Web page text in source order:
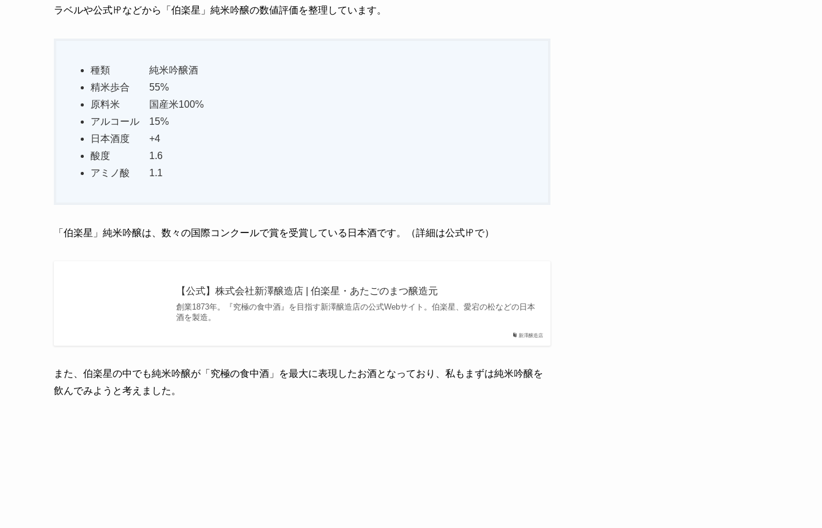
ラベルや公式㏋などから「伯楽星」純米吟醸の数値評価を整理しています。
種類 純米吟醸酒
精米歩合 55%
原料米 国産米100%
アルコール 15%
日本酒度 +4
酸度 1.6
アミノ酸 1.1
「伯楽星」純米吟醸は、数々の国際コンクールで賞を受賞している日本酒です。（詳細は公式㏋で）
新澤醸造店
【公式】株式会社新澤醸造店 | 伯楽星・あたごのまつ醸造元
創業1873年。『究極の食中酒』を目指す新澤醸造店の公式Webサイト。伯楽星、愛宕の松などの日本
酒を製造。
また、伯楽星の中でも純米吟醸が「究極の食中酒」を最大に表現したお酒となっており、私もまずは純米吟醸を
飲んでみようと考えました。